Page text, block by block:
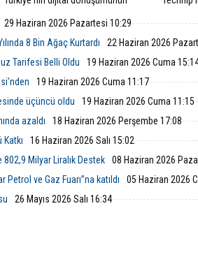
başarılarını sürdürülebilirlik odaklı
ediyor.
29 Haziran 2026 Pazartesi 10:29
8 Bin Ağaç Kurtardı
22 Haziran 2026
Tarifesi Belli Oldu
19 Haziran 2026 Cuma
19 Haziran 2026 Cuma 11:17
üçüncü oldu
19 Haziran 2026 Cuma 11:15
azaldı
18 Haziran 2026 Perşembe 17:08
16 Haziran 2026 Salı 15:02
Milyar Liralık Destek
08 Haziran 2026
Petrol ve Gaz Fuarı”na katıldı
05 Haziran 2026
26 Mayıs 2026 Salı 16:34